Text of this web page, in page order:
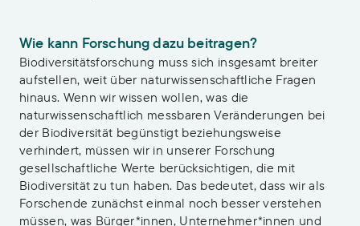
Wie kann Forschung dazu beitragen?
Biodiversitätsforschung muss sich insgesamt breiter
aufstellen, weit über naturwissenschaftliche Fragen
hinaus. Wenn wir wissen wollen, was die
naturwissenschaftlich messbaren Veränderungen bei
der Biodiversität begünstigt beziehungsweise
verhindert, müssen wir in unserer Forschung
gesellschaftliche Werte berücksichtigen, die mit
Biodiversität zu tun haben. Das bedeutet, dass wir als
Forschende zunächst einmal noch besser verstehen
müssen, was Bürger*innen, Unternehmer*innen und